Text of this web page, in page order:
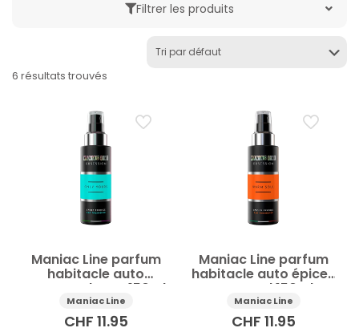
Filtrer les produits
Entretien & nettoyage de la voiture
Désinfectant habitacle
Désodorisant voiture
Nettoyage cuir voiture
Nettoyage intérieur auto
Nettoyage sièges & textiles
Nettoyage tableau de bord
Nettoyants intérieur auto
Prix
6 résultats trouvés
Maniac Line parfum
habitacle auto
essence douce 150ml
Maniac Line
CHF 11.95
Maniac Line parfum
habitacle auto épices
et santal 150ml
Maniac Line
CHF 11.95